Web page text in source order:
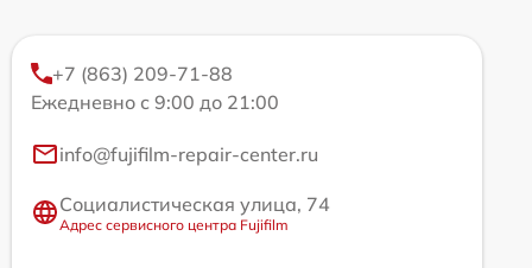
+7 (863) 209-71-88
Ежедневно с 9:00 до 21:00
info@fujifilm-repair-center.ru
Социалистическая улица, 74
Адрес сервисного центра Fujifilm